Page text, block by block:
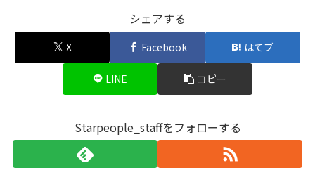
シェアする
X Facebook はてブ
LINE コピー
Starpeople_staffをフォローする